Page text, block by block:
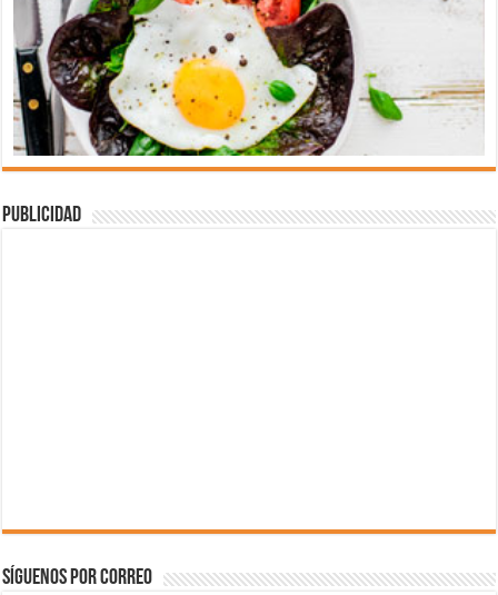
Publicidad
Síguenos por correo